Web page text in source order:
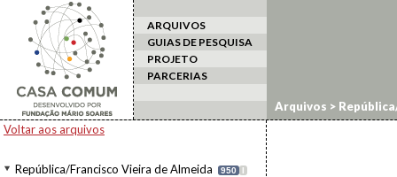
ARQUIVOS
GUIAS DE PESQUISA
PROJETO
PARCERIAS
Voltar aos arquivos
República/Francisco Vieira de Almeida 950 I
Arquivos >